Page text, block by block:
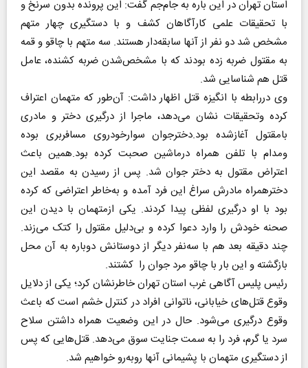
استان تهران در این باره به جام‌جم گفت: این پرونده بدون سرنخ و
با تحقیقات علمی کارآگاهان کشف و با دستگیری چهار متهم
مشخص شد دو نفر از آنها سابقه‌دار هستند. سه متهم با چاقو و قمه
به مقتول ضربه زده بودند که با مشخص‌شدن ضربه کشنده، عامل
قتل هم شناسایی شد.
وی دررابطه با انگیزه قتل اظهار داشت‌: آن‌طور که متهمان اعتراف
کرده وتحقیقات نشان می‌دهد، ماجرا از درگیری دختر و مادری
بامقتول آغازشده بود.دختر‌جوان سوارخودروی مسافربری بوده
ومدام با تلفن همراه درماشین صحبت کرده بود.همین باعث
اعتراض مقتول به دختر جوان شد. پس از رسیدن به مقصد این
دخترهمراه مادرش سراغ این‌ فرد آمده و به‌خاطر اعتراضی که کرده
بود با او درگیری لفظی پیدا کردند. یکی ازمتهمان با دیدن این
صحنه خودش را وارد دعوا کرده و بی‌دلیل مقتول را کتک می‌زند.
چند دقیقه بعد هم با سه‌نفر دیگر از دوستانش دوباره به آن محل
بازگشته و این بار با چاقو مرد جوان را کشتند.
رئیس پلیس آگاهی غرب استان تهران خاطر‌نشان کرد‌؛ یکی از دلایل
وقوع قتل‌های خیابانی، ناتوانی افراد در کنترل خشم است که باعث
وقوع درگیری می‌شود. حال در این وضعیت همراه داشتن سلاح
سرد یا گرم، ‌فرد را به سمت جنایت سوق می‌دهد. قتل‌هایی که پس
از دستگیری متهمان با پشیمانی آنها رو‌به‌رو خواهیم شد.